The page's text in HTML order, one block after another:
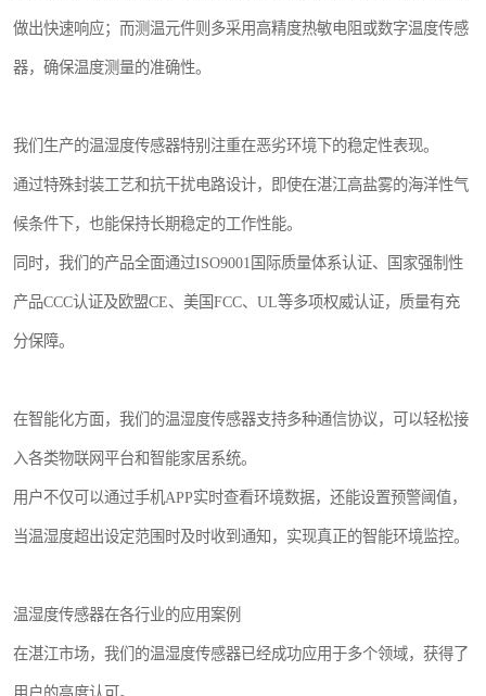
做出快速响应；而测温元件则多采用高精度热敏电阻或数字温度传感
器，确保温度测量的准确性。
我们生产的温湿度传感器特别注重在恶劣环境下的稳定性表现。
通过特殊封装工艺和抗干扰电路设计，即使在湛江高盐雾的海洋性气
候条件下，也能保持长期稳定的工作性能。
同时，我们的产品全面通过ISO9001国际质量体系认证、国家强制性
产品CCC认证及欧盟CE、美国FCC、UL等多项权威认证，质量有充
分保障。
在智能化方面，我们的温湿度传感器支持多种通信协议，可以轻松接
入各类物联网平台和智能家居系统。
用户不仅可以通过手机APP实时查看环境数据，还能设置预警阈值，
当温湿度超出设定范围时及时收到通知，实现真正的智能环境监控。
温湿度传感器在各行业的应用案例
在湛江市场，我们的温湿度传感器已经成功应用于多个领域，获得了